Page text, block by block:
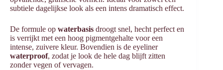
subtiele dagelijkse look als een intens dramatisch effect.
De formule op waterbasis droogt snel, hecht perfect en
is verrijkt met een hoog pigmentgehalte voor een
intense, zuivere kleur. Bovendien is de eyeliner
waterproof, zodat je look de hele dag blijft zitten
zonder vegen of vervagen.